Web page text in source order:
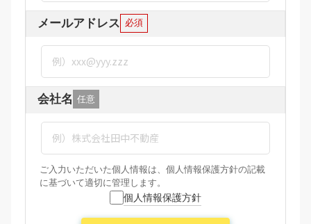
メールアドレス 必須
会社名 任意
ご入力いただいた個人情報は、個人情報保護方針の記載
に基づいて適切に管理します。
個人情報保護方針